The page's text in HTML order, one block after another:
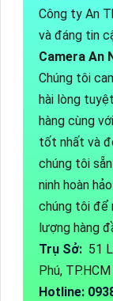
Công ty An
và đáng tin
Camera An
Chúng tôi
hài lòng
hàng cùng
tốt nhất và
chúng tôi
ninh hoàn
chúng tôi để
lượng hàng
Trụ Sở: 51
Phú, TP.HCM
Hotline: